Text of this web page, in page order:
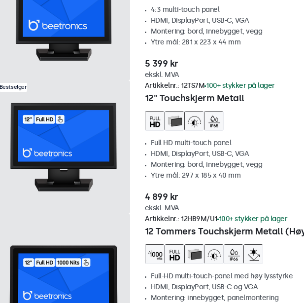
4:3 multi-touch panel
HDMI, DisplayPort, USB-C, VGA
Montering: bord, innebygget, vegg
Ytre mål: 281 x 223 x 44 mm
5 399 kr
ekskl. MVA
Bestselger
12" Touchskjerm Metall
Artikkelnr.: 12TS7M 100+ stykker på lager
Full HD multi-touch panel
HDMI, DisplayPort, USB-C, VGA
Montering: bord, innebygget, vegg
Ytre mål: 297 x 185 x 40 mm
4 899 kr
ekskl. MVA
12 Tommers Touchskjerm Metall
Artikkelnr.: 12HB9M/U1 100+ stykker på lager
Full-HD multi-touch-panel med høy lysstyrke
HDMI, DisplayPort, USB-C og VGA
Montering: innebygget, panelmontering